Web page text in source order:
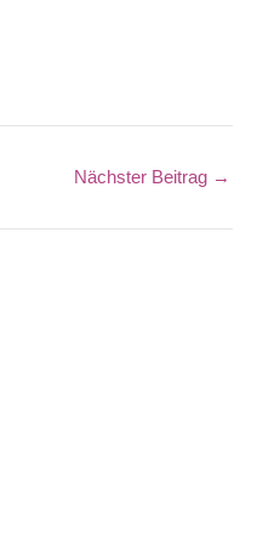
Nächster Beitrag →